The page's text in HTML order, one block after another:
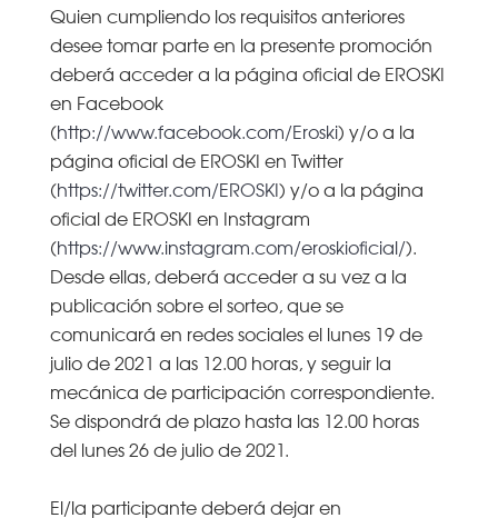
Quien cumpliendo los requisitos anteriores
desee tomar parte en la presente promoción
deberá acceder a la página oficial de EROSKI
en Facebook
(http://www.facebook.com/Eroski) y/o a la
página oficial de EROSKI en Twitter
(https://twitter.com/EROSKI) y/o a la página
oficial de EROSKI en Instagram
(https://www.instagram.com/eroskioficial/).
Desde ellas, deberá acceder a su vez a la
publicación sobre el sorteo, que se
comunicará en redes sociales el lunes 19 de
julio de 2021 a las 12.00 horas, y seguir la
mecánica de participación correspondiente.
Se dispondrá de plazo hasta las 12.00 horas
del lunes 26 de julio de 2021.
El/la participante deberá dejar en